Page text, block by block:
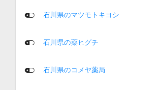
石川県のマツモトキヨシ
石川県の薬ヒグチ
石川県のコメヤ薬局